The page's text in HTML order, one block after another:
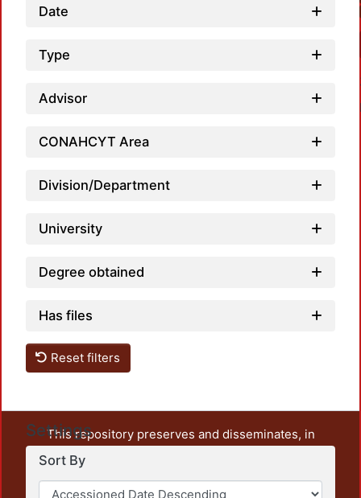
Date
Type
Advisor
CONAHCYT Area
Division/Department
University
Degree obtained
Has files
Reset filters
Settings
Sort By
This repository preserves and disseminates, in
unrestricted open access, the teaching and research
output of UAM Azcapotzalco. It also includes some
administrative and graphic documents from the